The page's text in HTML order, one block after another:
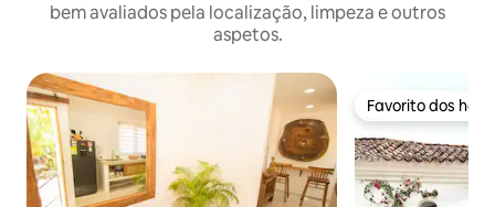
bem avaliados pela localização, limpeza e outros
aspetos.
Favorito dos
Favorito dos